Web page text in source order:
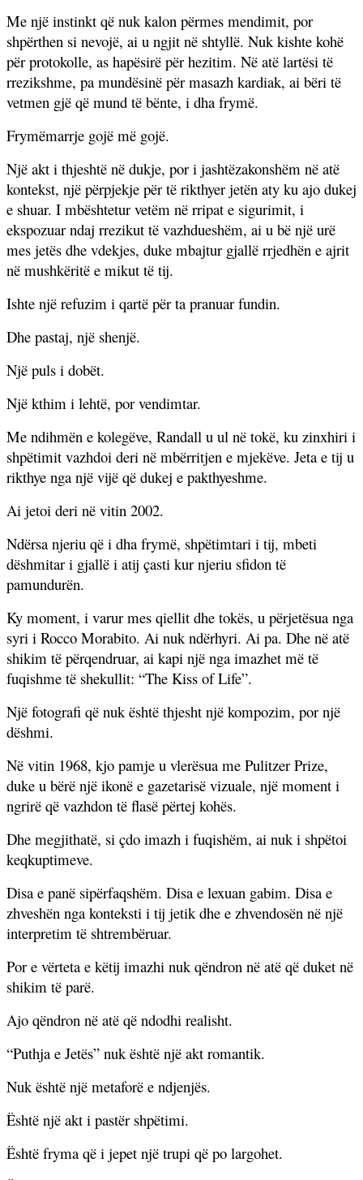
Me një instinkt që nuk kalon përmes mendimit, por
shpërthen si nevojë, ai u ngjit në shtyllë. Nuk kishte kohë
për protokolle, as hapësirë për hezitim. Në atë lartësi të
rrezikshme, pa mundësinë për masazh kardiak, ai bëri të
vetmen gjë që mund të bënte, i dha frymë.
Frymëmarrje gojë më gojë.
Një akt i thjeshtë në dukje, por i jashtëzakonshëm në atë
kontekst, një përpjekje për të rikthyer jetën aty ku ajo dukej
e shuar. I mbështetur vetëm në rripat e sigurimit, i
ekspozuar ndaj rrezikut të vazhdueshëm, ai u bë një urë
mes jetës dhe vdekjes, duke mbajtur gjallë rrjedhën e ajrit
në mushkëritë e mikut të tij.
Ishte një refuzim i qartë për ta pranuar fundin.
Dhe pastaj, një shenjë.
Një puls i dobët.
Një kthim i lehtë, por vendimtar.
Me ndihmën e kolegëve, Randall u ul në tokë, ku zinxhiri i
shpëtimit vazhdoi deri në mbërritjen e mjekëve. Jeta e tij u
rikthye nga një vijë që dukej e pakthyeshme.
Ai jetoi deri në vitin 2002.
Ndërsa njeriu që i dha frymë, shpëtimtari i tij, mbeti
dëshmitar i gjallë i atij çasti kur njeriu sfidon të
pamundurën.
Ky moment, i varur mes qiellit dhe tokës, u përjetësua nga
syri i Rocco Morabito. Ai nuk ndërhyri. Ai pa. Dhe në atë
shikim të përqendruar, ai kapi një nga imazhet më të
fuqishme të shekullit: “The Kiss of Life”.
Një fotografi që nuk është thjesht një kompozim, por një
dëshmi.
Në vitin 1968, kjo pamje u vlerësua me Pulitzer Prize,
duke u bërë një ikonë e gazetarisë vizuale, një moment i
ngrirë që vazhdon të flasë përtej kohës.
Dhe megjithatë, si çdo imazh i fuqishëm, ai nuk i shpëtoi
keqkuptimeve.
Disa e panë sipërfaqshëm. Disa e lexuan gabim. Disa e
zhveshën nga konteksti i tij jetik dhe e zhvendosën në një
interpretim të shtrembëruar.
Por e vërteta e këtij imazhi nuk qëndron në atë që duket në
shikim të parë.
Ajo qëndron në atë që ndodhi realisht.
“Puthja e Jetës” nuk është një akt romantik.
Nuk është një metaforë e ndjenjës.
Është një akt i pastër shpëtimi.
Është fryma që i jepet një trupi që po largohet.